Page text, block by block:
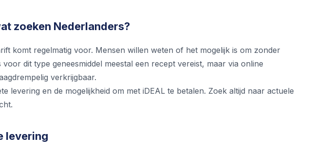
zoeken Nederlanders?
komt regelmatig voor. Mensen willen weten of het mogelijk is om zonder
dit type geneesmiddel meestal een recept vereist, maar via online
verkrijgbaar.
levering en de mogelijkheid om met iDEAL te betalen. Zoek altijd naar actuele
levering